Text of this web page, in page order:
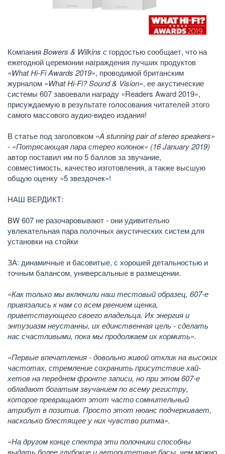
Компания Bowers & Wilkins с гордостью сообщает, что на
ежегодной церемонии награждения лучших продуктов
«What Hi-Fi Awards 2019», проводимой британским
журналом «What Hi-Fi? Sound & Vision», ее акустические
системы 607 завоевали награду «Readers Award 2019»,
присуждаемую в результате голосования читателей этого
самого массового аудио-видео издания!
В статье под заголовком «A stunning pair of stereo speakers»
- «Потрясающая пара стерео колонок» (16 January 2019)
автор поставил им по 5 баллов за звучание,
совместимость, качество изготовления, а также высшую
общую оценку «5 звездочек»!
НАШ ВЕРДИКТ:
BW 607 не разочаровывают - они удивительно
увлекательная пара полочных акустических систем для
установки на стойки
ЗА: динамичные и басовитые, с хорошей детальностью и
точным балансом, универсальные в размещении.
«Как только мы включили наш тестовый образец, 607-е
привязались к нам со всем рвением щенка,
приветствующего своего владельца. Их энергия и
энтузиазм неустанны, их единственная цель - сделать
нас счастливыми, пока мы продолжаем их кормить».
«Первые впечатления - довольно живой отклик на высоких
частотах, стремление сохранить присутствие хай-
хетов на переднем фронте записи, но при этом 607-е
обладают богатым звучанием по всему регистру,
которое превращают этот часто сомнительный
атрибут в позитив. Просто этот нюанс подчеркивает,
насколько блестящее у них чувство ритма».
«На другом конце спектра эти полочники способны
выдать более глубокие и авторитетные басы, чем можно